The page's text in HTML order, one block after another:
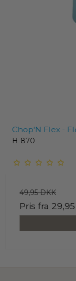
Chop'N Flex -
H-870
49,95 DKK
Pris fra